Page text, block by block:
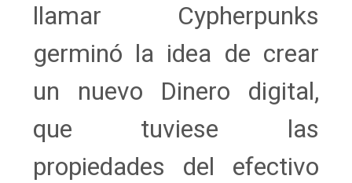
llamar Cypherpunks
germinó la idea de crear
un nuevo Dinero digital,
que tuviese las
propiedades del efectivo